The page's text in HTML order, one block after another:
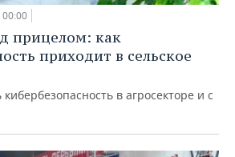
прицелом: как
приходит в сельское
в агросекторе и с